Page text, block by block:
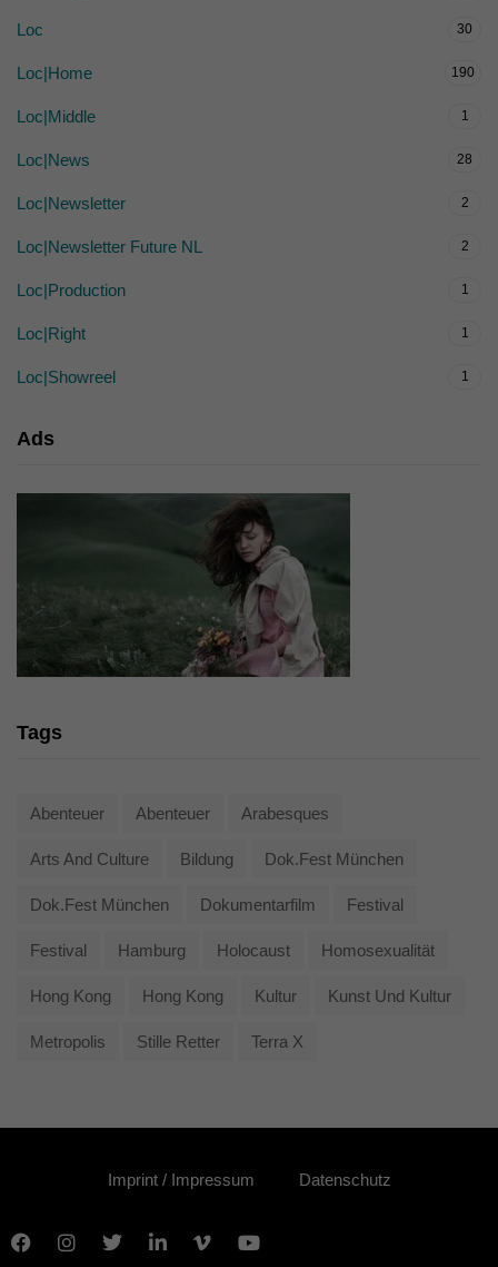
Loc 30
Loc|Home 190
Loc|Middle 1
Loc|News 28
Loc|Newsletter 2
Loc|Newsletter Future NL 2
Loc|Production 1
Loc|Right 1
Loc|Showreel 1
Ads
Tags
Abenteuer Abenteuer Arabesques
Arts And Culture Bildung Dok.fest München
Dok.fest München Dokumentarfilm Festival
Festival Hamburg Holocaust Homosexualität
Hong Kong Hong Kong Kultur Kunst Und Kultur
Metropolis Stille Retter Terra X
Imprint / Impressum Datenschutz